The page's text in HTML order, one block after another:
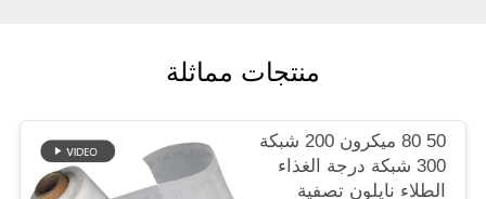
خريطة
الموقع
منتجات مماثلة
50 80 ميكرون 200 شبكة
300 شبكة درجة الغذاء
الطلاء نايلون تصفية